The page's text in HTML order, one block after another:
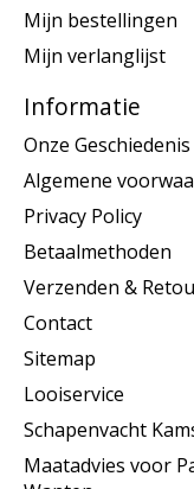
Mijn bestellingen
Mijn verlanglijst
Informatie
Onze Geschiedenis
Algemene
Privacy Policy
Betaalmethoden
Verzenden &
Contact
Sitemap
Looiservice
Schapenvacht
Maatadvies voor